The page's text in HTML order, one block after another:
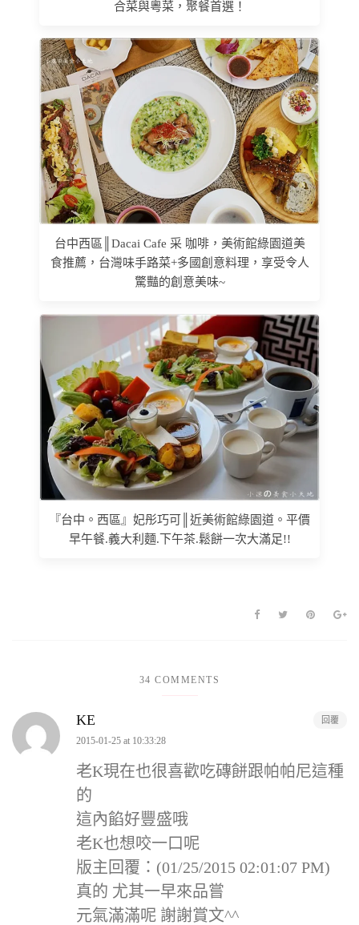
合菜與粵菜，聚餐首選！
台中西區║Dacai Cafe 采 咖啡，美術館綠園道美
食推薦，台灣味手路菜+多國創意料理，享受令人
驚豔的創意美味~
『台中。西區』妃彤巧可║近美術館綠園道。平價
早午餐.義大利麵.下午茶.鬆餅一次大滿足!!
34 COMMENTS
KE
2015-01-25 at 10:33:28
老K現在也很喜歡吃磚餅跟帕帕尼這種
的
這內餡好豐盛哦
老K也想咬一口呢
版主回覆：(01/25/2015 02:01:07 PM)
真的 尤其一早來品嘗
元氣滿滿呢 謝謝賞文^^
回覆